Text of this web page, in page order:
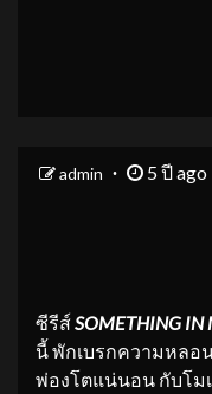
admin 5 ปี ago
ซีรีส์SOMETHING IN
นี้ พักเบรกความหลอ
พ่องโตแน่นอน กับโม